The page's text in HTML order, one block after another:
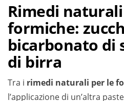
Rimedi
formiche:
bicarbonato di
di birra
Tra i rimedi naturali per le
l’applicazione di un’altra